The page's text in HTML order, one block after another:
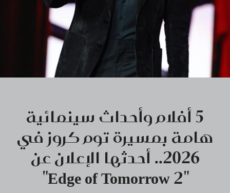
5 أفلام وأحداث سينمائية
هامة بمسيرة توم كروز في
2026.. أحدثها الإعلان عن
"Edge of Tomorrow 2"